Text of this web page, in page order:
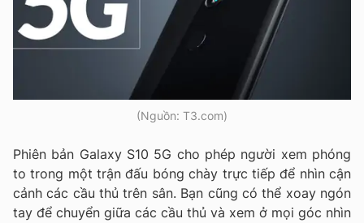
(Nguồn: T3.com)
Phiên bản Galaxy S10 5G cho phép người xem phóng
to trong một trận đấu bóng chày trực tiếp để nhìn cận
cảnh các cầu thủ trên sân. Bạn cũng có thể xoay ngón
tay để chuyển giữa các cầu thủ và xem ở mọi góc nhìn